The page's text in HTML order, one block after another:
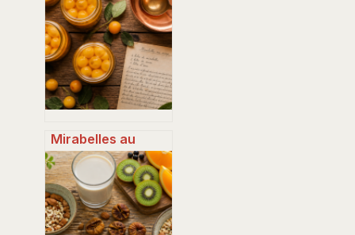
pourquoi
privilégier les
conserves
stérilisées
Mirabelles au
sirop sans
stérilisation : la
méthode simple
pour des fruits
intacts